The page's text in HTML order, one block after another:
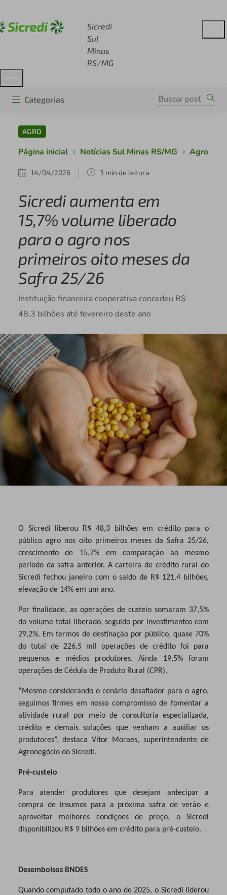
Sicredi
Sul
Minas
RS/MG
Categorias
AGRO
Página inicial Notícias Sul Minas RS/MG Agro
14/04/2026 3 min de leitura
Sicredi aumenta em
15,7% volume liberado
para o agro nos
primeiros oito meses da
Safra 25/26
Instituição financeira cooperativa concedeu R$
48,3 bilhões até fevereiro deste ano
O Sicredi liberou R$ 48,3 bilhões em crédito para o
público agro nos oito primeiros meses da Safra 25/26,
crescimento de 15,7% em comparação ao mesmo
período da safra anterior. A carteira de crédito rural do
Sicredi fechou janeiro com o saldo de R$ 121,4 bilhões,
elevação de 14% em um ano.
Por finalidade, as operações de custeio somaram 37,5%
do volume total liberado, seguido por investimentos com
29,2%. Em termos de destinação por público, quase 70%
do total de 226,5 mil operações de crédito foi para
pequenos e médios produtores. Ainda 19,5% foram
operações de Cédula de Produto Rural (CPR).
“Mesmo considerando o cenário desafiador para o agro,
seguimos firmes em nosso compromisso de fomentar a
atividade rural por meio de consultoria especializada,
crédito e demais soluções que venham a auxiliar os
produtores”, destaca Vitor Moraes, superintendente de
Agronegócio do Sicredi.
Pré-custeio
Para atender produtores que desejam antecipar a
compra de insumos para a próxima safra de verão e
aproveitar melhores condições de preço, o Sicredi
disponibilizou R$ 9 bilhões em crédito para pré-custeio.
Desembolsos BNDES
Quando computado todo o ano de 2025, o Sicredi liderou